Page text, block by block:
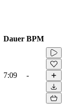
Dauer BPM
7:09 -